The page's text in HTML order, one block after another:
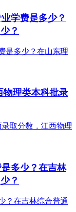
学费是多少？
？
物理类本科批录
多少？在吉林
？